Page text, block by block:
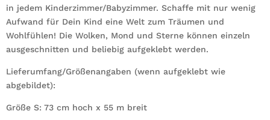
in jedem Kinderzimmer/Babyzimmer. Schaffe mit nur wenig
Aufwand für Dein Kind eine Welt zum Träumen und
Wohlfühlen! Die Wolken, Mond und Sterne können einzeln
ausgeschnitten und beliebig aufgeklebt werden.
Lieferumfang/Größenangaben (wenn aufgeklebt wie
abgebildet):
Größe S: 73 cm hoch x 55 m breit